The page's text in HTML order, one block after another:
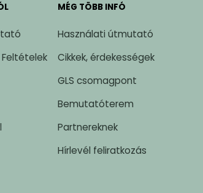
MÉG TÖBB INFÓ
Használati útmutató
Cikkek, érdekességek
GLS csomagpont
Bemutatóterem
Partnereknek
Hírlevél feliratkozás